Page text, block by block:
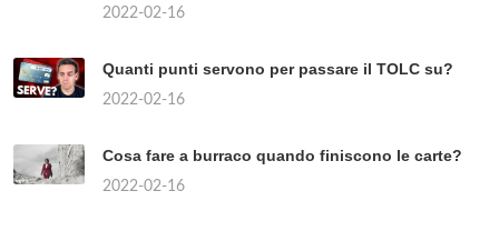
2022-02-16
Quanti punti servono per passare il TOLC su?
2022-02-16
Cosa fare a burraco quando finiscono le carte?
2022-02-16